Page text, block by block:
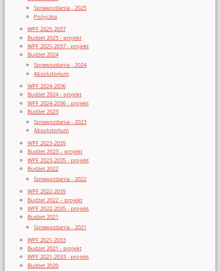
Sprawozdania - 2025
Pożyczka
WPF 2025-2037
Budżet 2025 - projekt
WPF 2025-2037 - projekt
Budżet 2024
Sprawozdania - 2024
Absolutorium
WPF 2024-2036
Budżet 2024 - projekt
WPF 2024-2036 - projekt
Budżet 2023
Sprawozdania - 2023
Absolutorium
WPF 2023-2035
Budżet 2023 – projekt
WPF 2023-2035 - projekt
Budżet 2022
Sprawozdania - 2022
WPF 2022-2035
Budżet 2022 – projekt
WPF 2022-2035 - projekt
Budżet 2021
Sprawozdania - 2021
WPF 2021-2033
Budżet 2021 - projekt
WPF 2021-2033 - projekt
Budżet 2020